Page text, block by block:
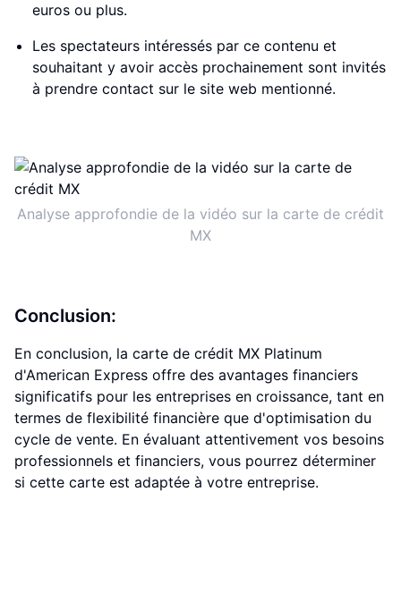
euros ou plus.
Les spectateurs intéressés par ce contenu et
souhaitant y avoir accès prochainement sont invités
à prendre contact sur le site web mentionné.
Analyse approfondie de la vidéo sur la carte de crédit
MX
Conclusion:
En conclusion, la carte de crédit MX Platinum
d'American Express offre des avantages financiers
significatifs pour les entreprises en croissance, tant en
termes de flexibilité financière que d'optimisation du
cycle de vente. En évaluant attentivement vos besoins
professionnels et financiers, vous pourrez déterminer
si cette carte est adaptée à votre entreprise.